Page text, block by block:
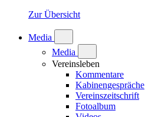
Zur Übersicht
Media
Media
Vereinsleben
Kommentare
Kabinengespräche
Vereinszeitschrift
Fotoalbum